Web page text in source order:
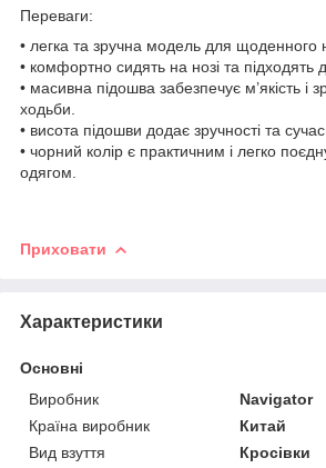
Переваги:
• легка та зручна модель для щоденного
• комфортно сидять на нозі та підходять
• масивна підошва забезпечує м’якість і
ходьби.
• висота підошви додає зручності та
• чорний колір є практичним і легко
одягом.
Приховати
Характеристики
Основні
Виробник
Navigator
Країна виробник
Китай
Вид взуття
Кросівки